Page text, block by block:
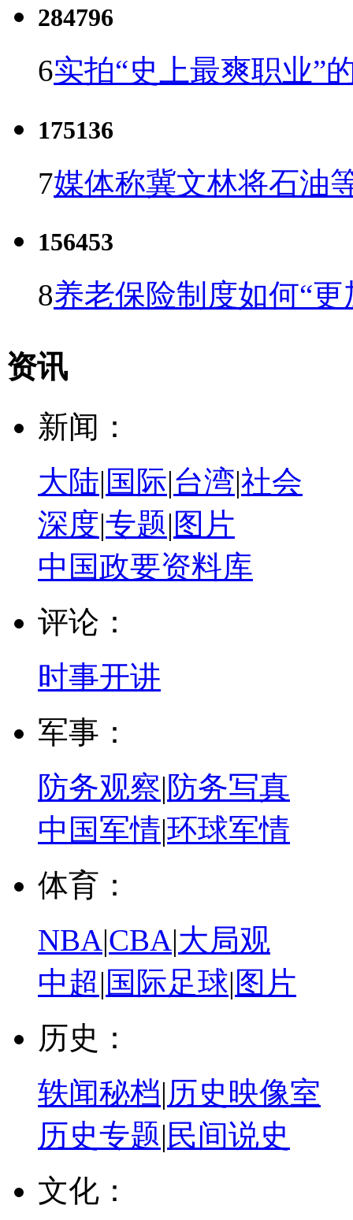
284796
6实拍“史上最爽职业”
175136
7媒体称冀文林将石油
156453
8养老保险制度如何“
资讯
新闻：
大陆|国际|台湾|社会
深度|专题|图片
中国政要资料库
评论：
时事开讲
军事：
防务观察|防务写真
中国军情|环球军情
体育：
NBA|CBA|大局观
中超|国际足球|图片
历史：
轶闻秘档|历史映像室
历史专题| 民间说史
文化：